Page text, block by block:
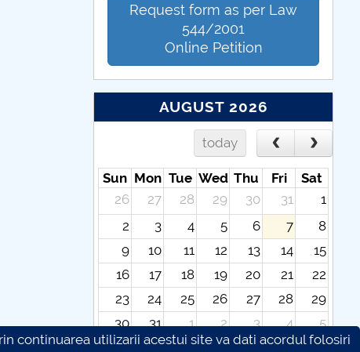
Request form as per Law
544/2001
Online Petition
AUGUST 2026
today
Sun Mon Tue Wed Thu Fri
Sat
26
27 28 29 30 31
1
2
3 4 5 6 7
8
9
10 11 12 13 14
15
16
17 18 19 20 21
22
23
24 25 26 27 28
29
30
31 1 2 3 4
5
continuarea utilizarii acestui site va dati acordul folosiri